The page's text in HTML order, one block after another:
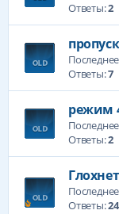
Ответы:2
Ответы:7
режим
Ответы:2
Ответы:24